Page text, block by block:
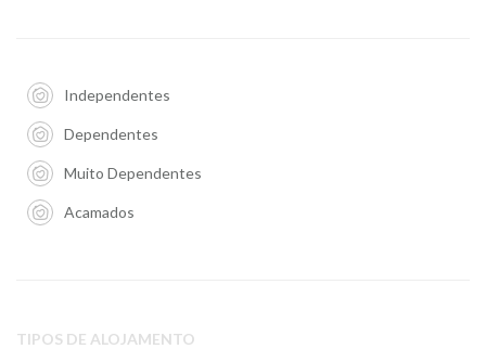
Independentes
Dependentes
Muito Dependentes
Acamados
TIPOS DE ALOJAMENTO